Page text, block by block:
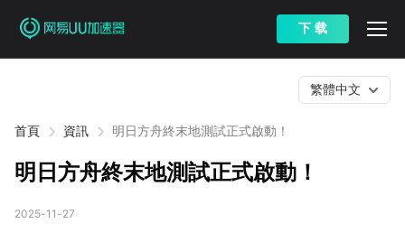
下 载
首頁 資訊 明日方舟終末地測試正式啟動！
繁體中文
明日方舟終末地測試正式啟動！
2025-11-27